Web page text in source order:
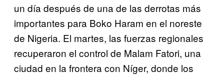
un día después de una de las derrotas más
importantes para Boko Haram en el noreste
de Nigeria. El martes, las fuerzas regionales
recuperaron el control de Malam Fatori, una
ciudad en la frontera con Níger, donde los